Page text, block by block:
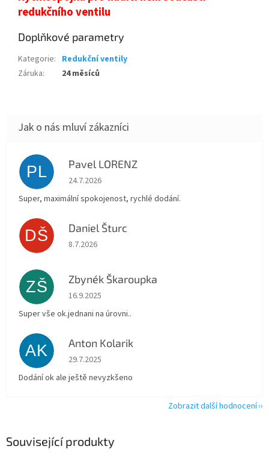
Související produkty
redukčního ventilu
Doplňkové parametry
Kategorie: Redukční ventily
Záruka: 24 měsíců
PL Pavel LORENZ
Hodnocení obchodu je 5 z 5 hvězdiček.
24.7.2026
Super, maximální spokojenost, rychlé dodání.
DŠ Daniel Šturc
Hodnocení obchodu je 5 z 5 hvězdiček.
8.7.2026
ZŠ Zbynék Škaroupka
Hodnocení obchodu je 5 z 5 hvězdiček.
16.9.2025
Super vše ok.jednani na úrovni..
AK Anton Kolarik
Hodnocení obchodu je 5 z 5 hvězdiček.
29.7.2025
Dodání ok ale ještě nevyzkšeno
Zobrazit další hodnocení